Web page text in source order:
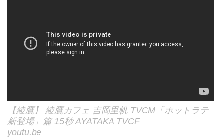
【綾鷹】 綾鷹カフェ 吉岡里帆 TVCM「ホットラテ
新登場」篇 15秒 AYATAKA TVCF
youtu.be